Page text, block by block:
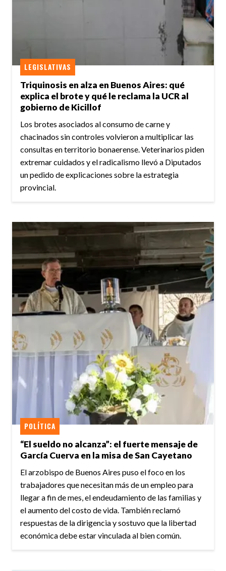
Triquinosis en alza en Buenos Aires: qué
explica el brote y qué le reclama la UCR al
gobierno de Kicillof
LEGISLATIVAS
Los brotes asociados al consumo de carne y
chacinados sin controles volvieron a multiplicar las
consultas en territorio bonaerense. Veterinarios piden
extremar cuidados y el radicalismo llevó a Diputados
un pedido de explicaciones sobre la estrategia
provincial.
“El sueldo no alcanza”: el fuerte mensaje de
García Cuerva en la misa de San Cayetano
POLÍTICA
El arzobispo de Buenos Aires puso el foco en los
trabajadores que necesitan más de un empleo para
llegar a fin de mes, el endeudamiento de las familias y
el aumento del costo de vida. También reclamó
respuestas de la dirigencia y sostuvo que la libertad
económica debe estar vinculada al bien común.